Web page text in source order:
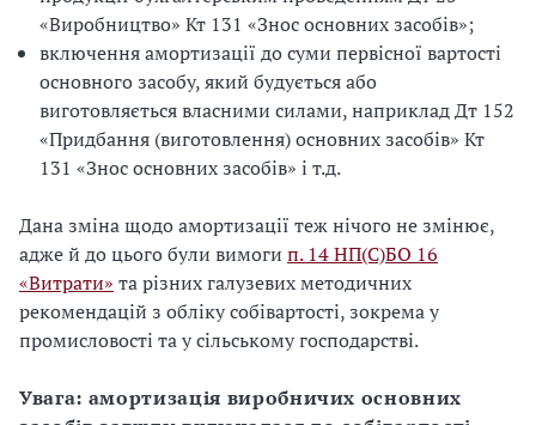
«Виробництво» Кт 131 «Знос основних засобів»;
включення амортизації до суми первісної вартості
основного засобу, який будується або
виготовляється власними силами, наприклад Дт 152
«Придбання (виготовлення) основних засобів» Кт
131 «Знос основних засобів» і т.д.
Дана зміна щодо амортизації теж нічого не змінює,
адже й до цього були вимоги п. 14НП(С)БО 16
«Витрати» та різних галузевих методичних
рекомендацій з обліку собівартості, зокрема у
промисловості та у сільському господарстві.
Увага: амортизація виробничих основних